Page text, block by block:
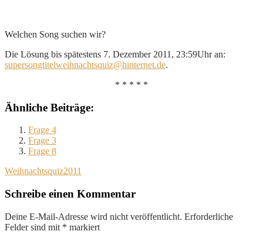
Welchen Song suchen wir?
Die Lösung bis spätestens 7. Dezember 2011, 23:59Uhr an:
supersongtitelweihnachtsquiz@hinternet.de.
* * * * *
Ähnliche Beiträge:
Frage 4
Frage 3
Frage 8
Weihnachtsquiz2011
Schreibe einen Kommentar
Deine E-Mail-Adresse wird nicht veröffentlicht. Erforderliche
Felder sind mit * markiert